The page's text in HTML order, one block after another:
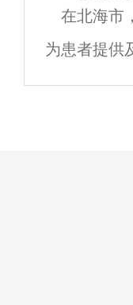
护人员，
在北海市
为患者提供
境。但是，